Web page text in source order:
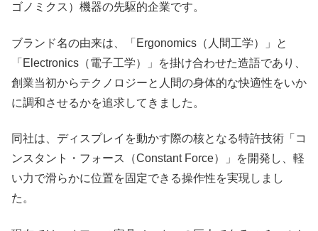
ゴノミクス）機器の先駆的企業です。
ブランド名の由来は、「Ergonomics（人間工学）」と
「Electronics（電子工学）」を掛け合わせた造語であり、
創業当初からテクノロジーと人間の身体的な快適性をいか
に調和させるかを追求してきました。
同社は、ディスプレイを動かす際の核となる特許技術「コ
ンスタント・フォース（Constant Force）」を開発し、軽
い力で滑らかに位置を固定できる操作性を実現しまし
た。